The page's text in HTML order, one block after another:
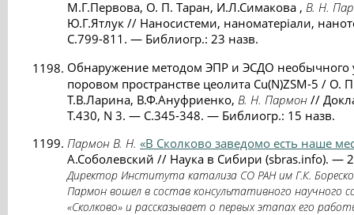
М.Г.Первова, О. П. Таран, И.Л.Симакова , В. Н.
Ю.Г.Ятлук // Наносистеми, наноматеріали,
C.799-811. — Библиогр.: 23 назв.
Обнаружение методом ЭПР и ЭСДО необычного
поровом пространстве цеолита Cu(N)ZSM-5 / О.
Т.В.Ларина, В.Ф.Ануфриенко, В. Н. Пармон //
Т.430, N 3. — С.345-348. — Библиогр.: 15 назв.
Пармон В. Н. «В Сколково заведомо есть наше
А.Соболевский // Наука в Сибири (sbras.info). —
Директор Института катализа СО РАН им Г.К.
Пармон вошел в состав консультативного научного
«Сколково» и рассказывает о первых этапах его